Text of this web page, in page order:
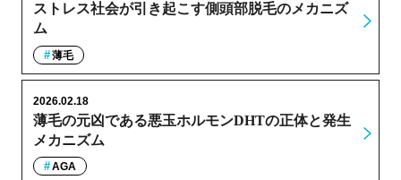
ストレス社会が引き起こす側頭部脱毛のメカニズ
ム
薄毛
薄毛の元凶である悪玉ホルモンDHTの正体と発生
メカニズム
2026.02.18
AGA